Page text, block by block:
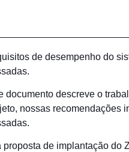
de desempenho do
descreve o
nossas recomendações
de implantação do